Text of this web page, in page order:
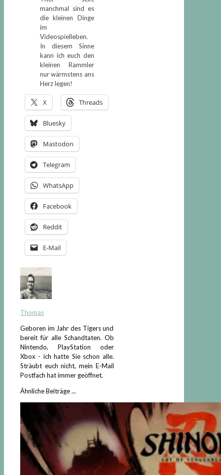
manchmal sind es
die kleinen Dinge
im
Videospielleben.
In diesem Sinne
kann ich euch den
kleinen Rammler
nur wärmstens ans
Herz legen!
X Threads
Bluesky
Mastodon
Telegram
WhatsApp
Facebook
Reddit
E-Mail
Thomas
Geboren im Jahr des Tigers und
bereit für alle Schandtaten. Ob
Nintendo, PlayStation oder
Xbox - ich hatte Sie schon alle.
Sträubt euch nicht, mein E-Mail
Postfach hat immer geöffnet.
Ähnliche Beiträge ...